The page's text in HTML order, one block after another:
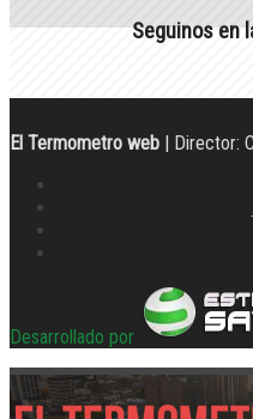
Seguinos en
El Termometro web | Director:
Desarrollado por